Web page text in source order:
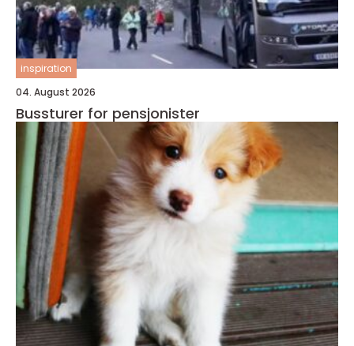
inspiration
04. August 2026
Bussturer for pensjonister